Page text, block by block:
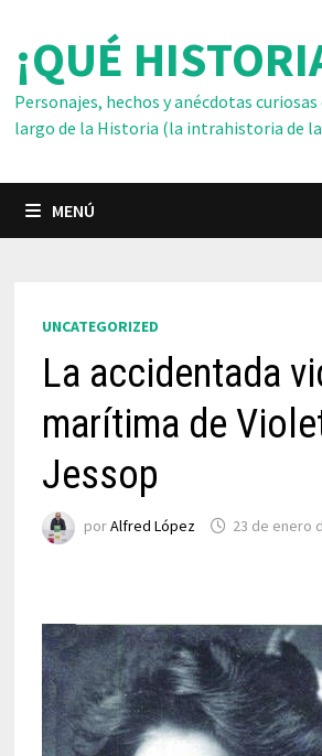
contenido
¡QUÉ
Personajes, hechos y anécdotas curiosas
largo de la Historia (la intrahistoria de
MENÚ
UNCATEGORIZED
La accidentada
marítima de
Jessop
porAlfred López 23 de enero